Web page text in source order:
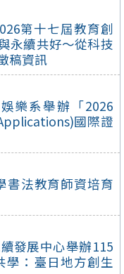
第十七屆教育創
永續共好～從科技
稿資訊
樂系舉辦「2026
國際證
書法教育師資培育
發展中心舉辦115
學：臺日地方創生